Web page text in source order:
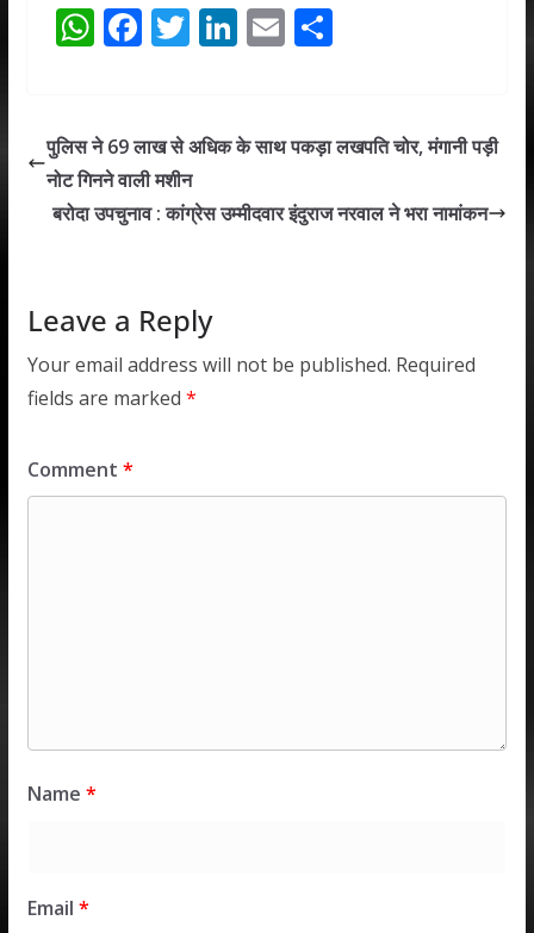
W
s
A
p
F
b
o
o
T
er
Li
e
n
E
l
S
e
पुलिस ने 69 लाख से अधिक के साथ पकड़ा लखपति चोर, मंगानी पड़ी
नोट गिनने वाली मशीन
बरोदा उपचुनाव : कांग्रेस उम्मीदवार इंदुराज नरवाल ने भरा नामांकन
Leave a Reply
Your email address will not be published. Required
fields are marked *
Comment *
Name *
Email *